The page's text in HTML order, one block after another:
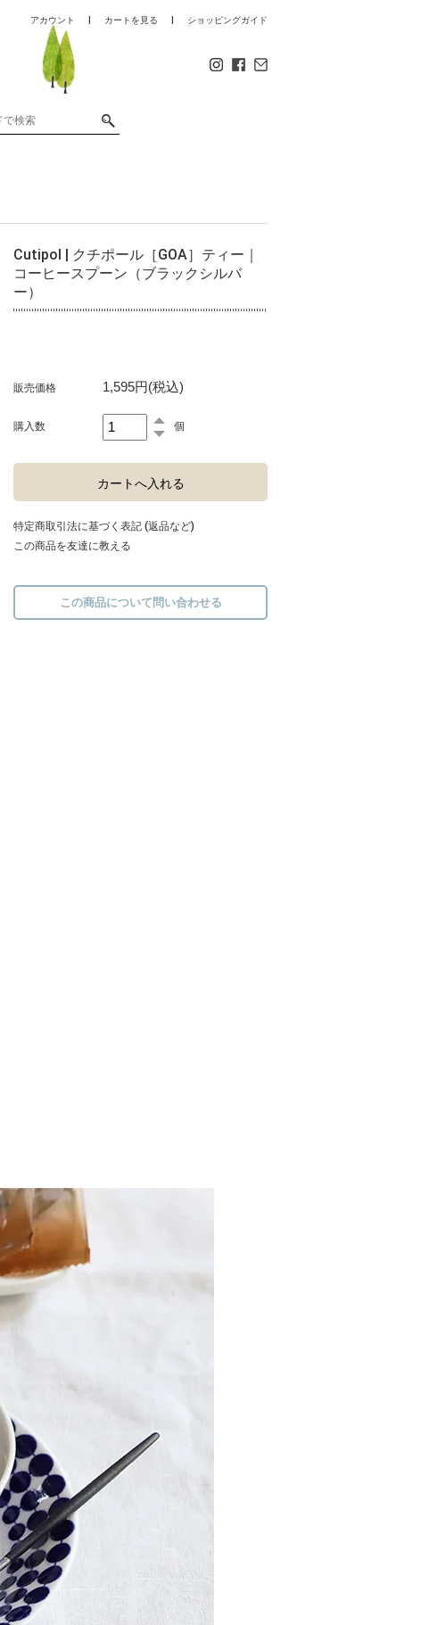
アカウント
カートを見る ショッピングガイド
Cutipol | クチポール［GOA］ティー｜
コーヒースプーン（ブラックシルバ
ー）
販売価格 1,595円(税込)
購入数 個
特定商取引法に基づく表記 (返品など)
この商品を友達に教える
この商品について問い合わせる